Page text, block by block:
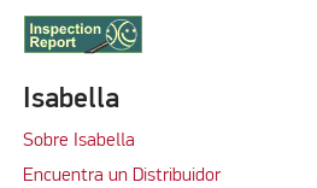
Isabella
Sobre Isabella
Encuentra un Distribuidor